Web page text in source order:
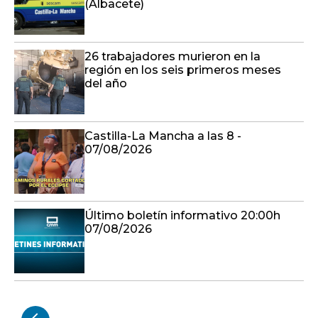
(Albacete)
26 trabajadores murieron en la
región en los seis primeros meses
del año
Castilla-La Mancha a las 8 -
07/08/2026
Último boletín informativo 20:00h
07/08/2026